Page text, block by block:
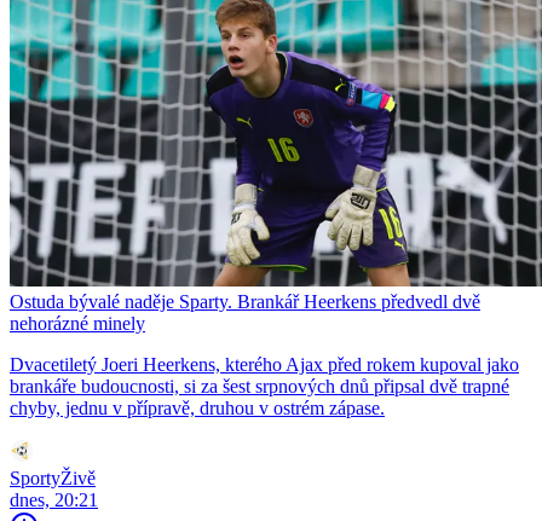
Ostuda bývalé naděje Sparty. Brankář Heerkens předvedl dvě
nehorázné minely
Dvacetiletý Joeri Heerkens, kterého Ajax před rokem kupoval jako
brankáře budoucnosti, si za šest srpnových dnů připsal dvě trapné
chyby, jednu v přípravě, druhou v ostrém zápase.
SportyŽivě
dnes, 20:21